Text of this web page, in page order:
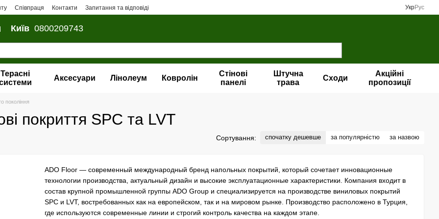
Співпраця Контакти Запитання та відповіді УкрРус
Київ 0800209743
Терасні
Аксесуари Лінолеум Ковролін
Стінові
панелі
Штучна
трава
Сходи
Акційні
пропозиції
покоління
покриття SPC та LVT
Сортування: спочатку дешевше за популярністю за назвою
ADO Floor — современный международный бренд напольных покрытий, который сочетает инновационные
технологии производства, актуальный дизайн и высокие эксплуатационные характеристики. Компания входит в
состав крупной промышленной группы ADO Group и специализируется на производстве виниловых покрытий
SPC и LVT, востребованных как на европейском, так и на мировом рынке. Производство расположено в Турция,
где используются современные линии и строгий контроль качества на каждом этапе.